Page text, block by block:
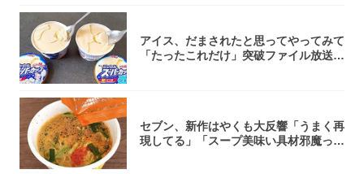
アイス、だまされたと思ってやってみて
「たったこれだけ」突破ファイル放送で
セブン、新作はやくも大反響「うまく再
現してる」「スープ美味い具材邪魔って